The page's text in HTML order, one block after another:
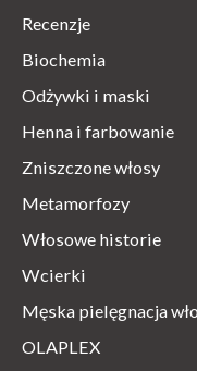
Recenzje
Biochemia
Odżywki i maski
Henna i farbowanie
Zniszczone włosy
Metamorfozy
Włosowe historie
Wcierki
Męska pielęgnacja
OLAPLEX